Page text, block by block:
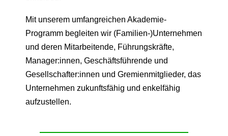
Mit unserem umfangreichen Akademie-
Programm begleiten wir (Familien-)Unternehmen
und deren Mitarbeitende, Führungskräfte,
Manager:innen, Geschäftsführende und
Gesellschafter:innen und Gremienmitglieder, das
Unternehmen zukunftsfähig und enkelfähig
aufzustellen.